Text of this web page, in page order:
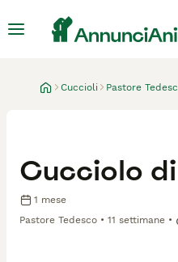
Cuccioli Pastore
Cucciolo
1 mese
Pastore Tedesco
11 settimane